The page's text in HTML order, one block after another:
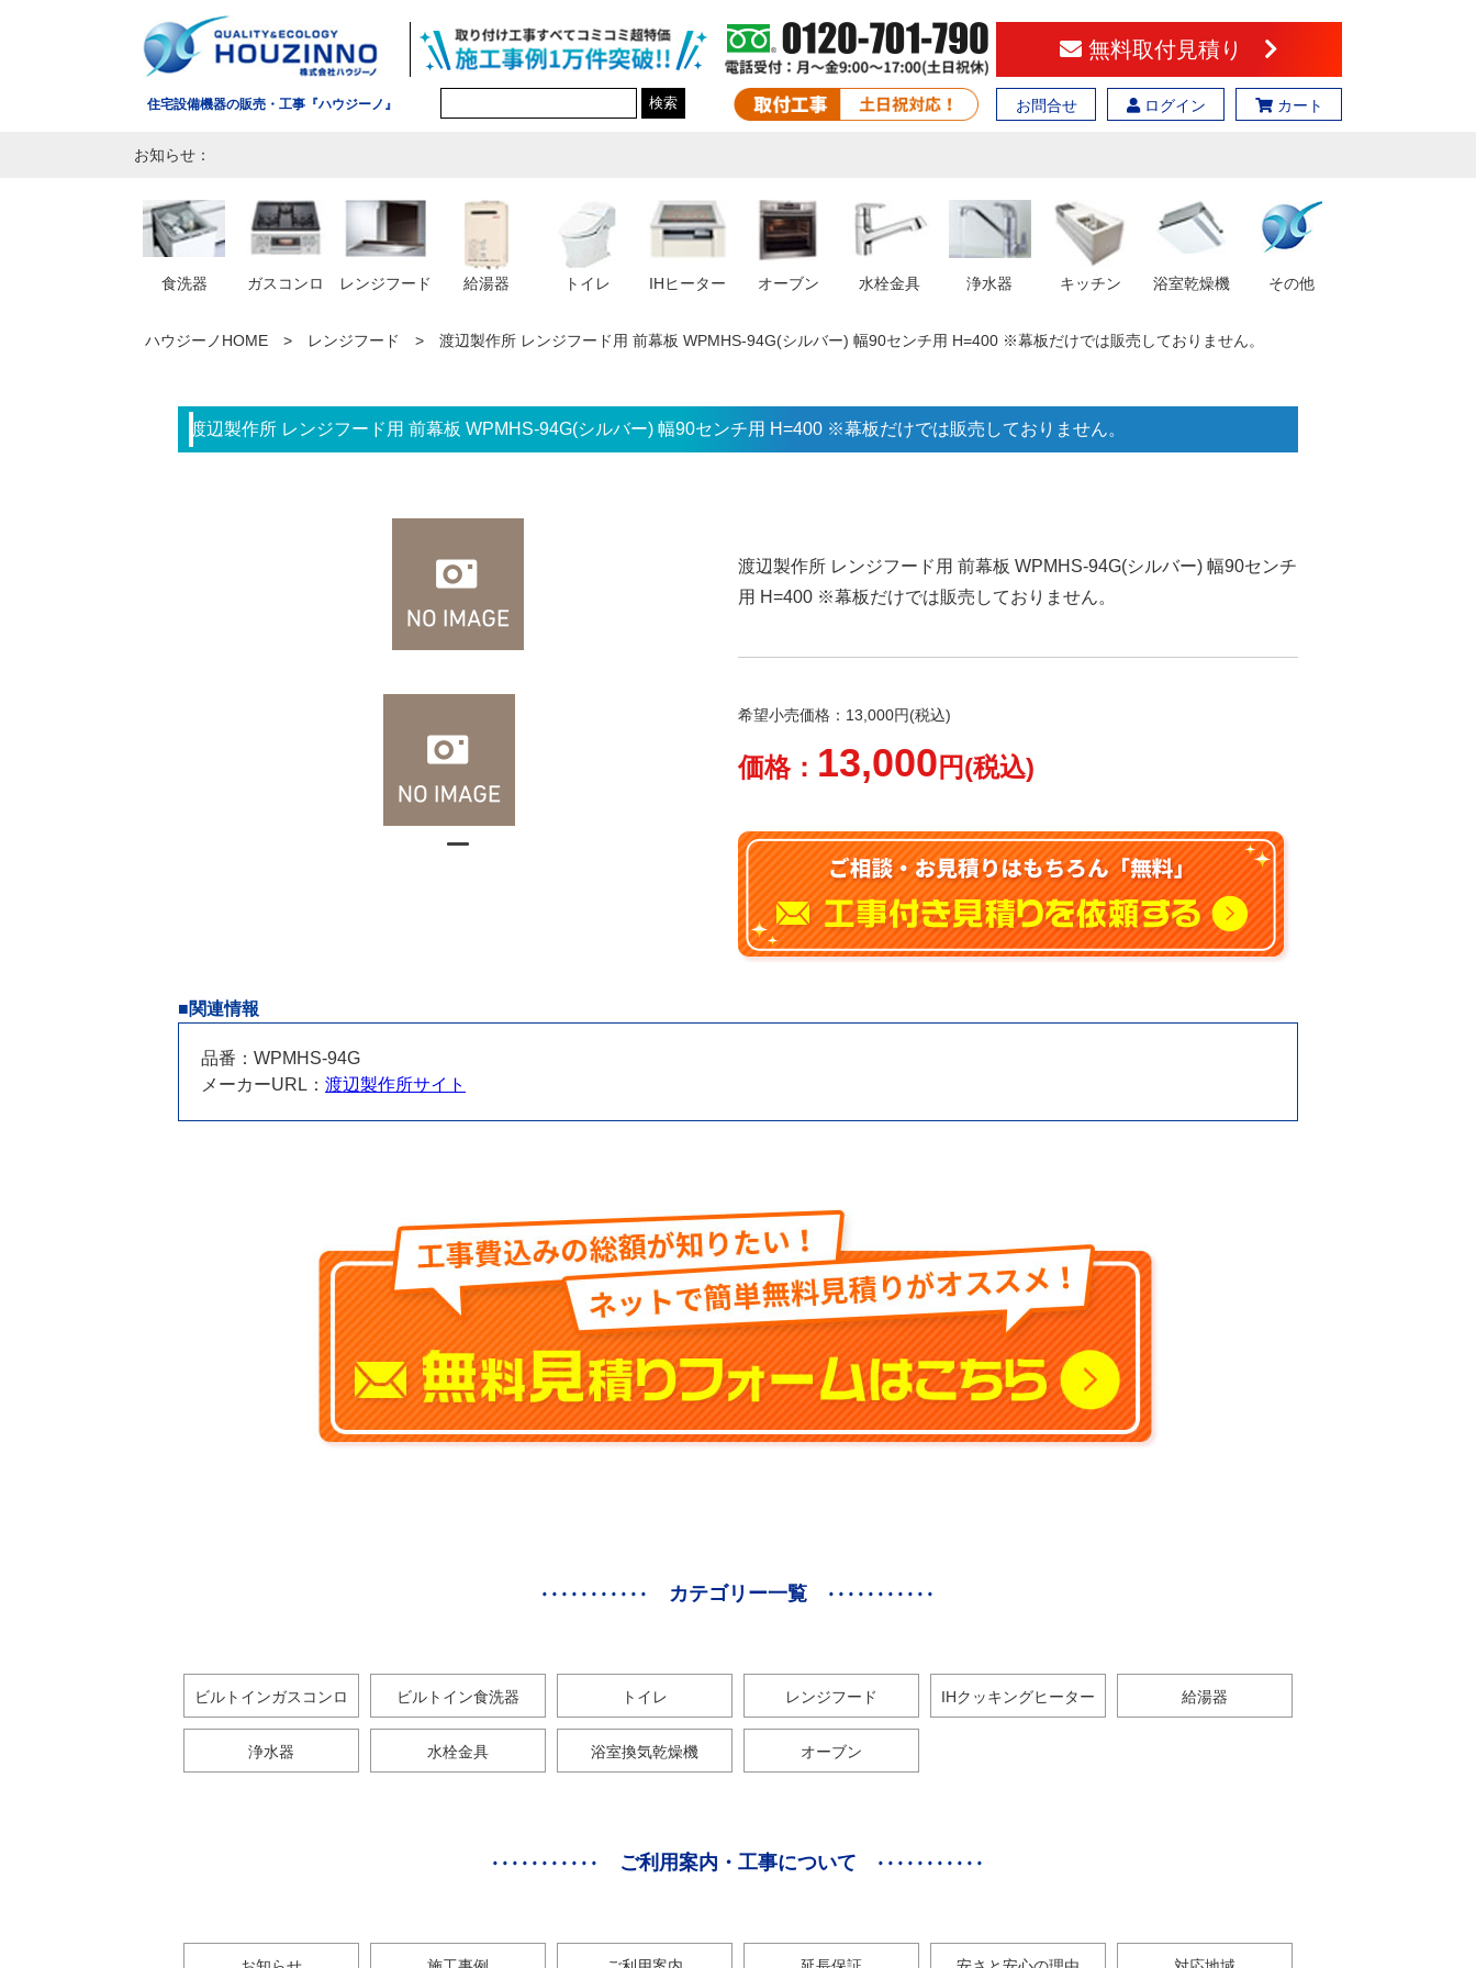
住宅設備機器の販売・工事『ハウジーノ』 検索
無料取付見積り
お問合せ ログイン カート
お知らせ：
食洗器 ガスコンロ レンジフード 給湯器 トイレ IHヒーター オーブン 水栓金具 浄水器 キッチン 浴室乾燥機 その他
ハウジーノHOME レンジフード 渡辺製作所 レンジフード用 前幕板 WPMHS-94G(シルバー) 幅90センチ用 H=400 ※幕板だけでは販売しておりません。
渡辺製作所 レンジフード用 前幕板 WPMHS-94G(シルバー) 幅90センチ用 H=400 ※幕板だけでは販売しておりません。
渡辺製作所 レンジフード用 前幕板 WPMHS-94G(シルバー) 幅90センチ
用 H=400 ※幕板だけでは販売しておりません。
希望小売価格：13,000円(税込)
価格： 13,000 円(税込)
■関連情報
品番：WPMHS-94G
メーカーURL： 渡辺製作所サイト
カテゴリー一覧
ビルトインガスコンロ ビルトイン食洗器 トイレ レンジフード IHクッキングヒーター 給湯器
浄水器 水栓金具 浴室換気乾燥機 オーブン
ご利用案内・工事について